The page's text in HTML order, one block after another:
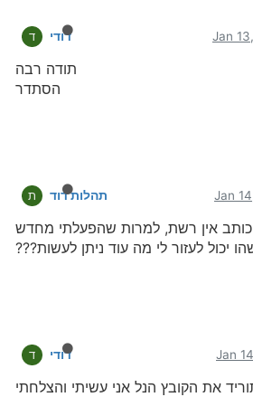
ד דודי Jan
תודה רבה
הסתדר
ת תהלות דוד Jan
כותב אין רשת, למרות שהפעלתי מחדש
יכול לעזור לי מה עוד ניתן לעשות???
ד דודי Jan
את הקובץ הנל אני עשיתי והצלחתי